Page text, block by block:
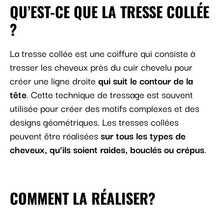
QU’EST-CE QUE LA TRESSE COLLÉE
?
La tresse collée est une coiffure qui consiste à
tresser les cheveux près du cuir chevelu pour
créer une ligne droite qui suit le contour de la
tête. Cette technique de tressage est souvent
utilisée pour créer des motifs complexes et des
designs géométriques. Les tresses collées
peuvent être réaliséessur tous les types de
cheveux, qu’ils soient raides, bouclés ou crépus.
COMMENT LA RÉALISER?